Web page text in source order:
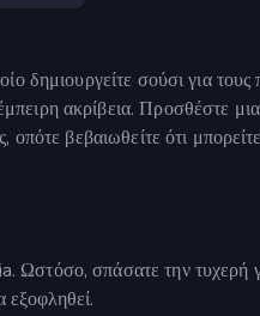
δημιουργείτε σούσι για
ακρίβεια. Προσθέστε
οπότε βεβαιωθείτε ότι
σπάσατε την τυχερή